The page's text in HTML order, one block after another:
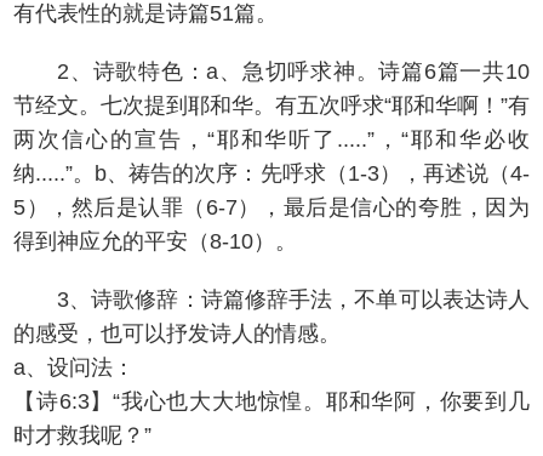
有代表性的就是诗篇51篇。
2、诗歌特色：a、急切呼求神。诗篇6篇一共10
节经文。七次提到耶和华。有五次呼求“耶和华啊！”有
两次信心的宣告，“耶和华听了.....”，“耶和华必收
纳.....”。b、祷告的次序：先呼求（1-3），再述说（4-
5），然后是认罪（6-7），最后是信心的夸胜，因为
得到神应允的平安（8-10）。
3、诗歌修辞：诗篇修辞手法，不单可以表达诗人
的感受，也可以抒发诗人的情感。
a、设问法：
【诗6:3】“我心也大大地惊惶。耶和华阿，你要到几
时才救我呢？”